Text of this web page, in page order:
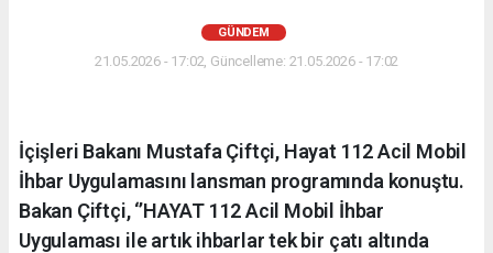
GÜNDEM
21.05.2026 - 17:02, Güncelleme: 21.05.2026 - 17:02
İçişleri Bakanı Mustafa Çiftçi, Hayat 112 Acil Mobil
İhbar Uygulamasını lansman programında konuştu.
Bakan Çiftçi, ‘’HAYAT 112 Acil Mobil İhbar
Uygulaması ile artık ihbarlar tek bir çatı altında